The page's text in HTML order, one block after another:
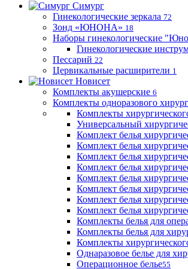
Симург
Гинекологические зеркала 72
Зонд «ЮНОНА» 18
Наборы гинекологические
Гинекологические
Пессарий 22
Цервикальные расширители 1
Новисет
Комплекты акушерские 6
Комплекты одноразового
Комплекты
Универсальный
Комплект белья
Комплект белья
Комплект белья
Комплект белья
Комплект белья
Комплект белья
Комплект белья
Комплект белья
Комплекты белья для
Комплекты белья для
Комплекты
Однаразовое белье для
Операционное белье55